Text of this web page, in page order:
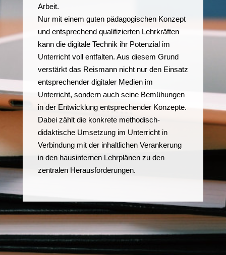
Arbeit.
Nur mit einem guten pädagogischen Konzept
und entsprechend qualifizierten Lehrkräften
kann die digitale Technik ihr Potenzial im
Unterricht voll entfalten. Aus diesem Grund
verstärkt das Reismann nicht nur den Einsatz
entsprechender digitaler Medien im
Unterricht, sondern auch seine Bemühungen
in der Entwicklung entsprechender Konzepte.
Dabei zählt die konkrete methodisch-
didaktische Umsetzung im Unterricht in
Verbindung mit der inhaltlichen Verankerung
in den hausinternen Lehrplänen zu den
zentralen Herausforderungen.